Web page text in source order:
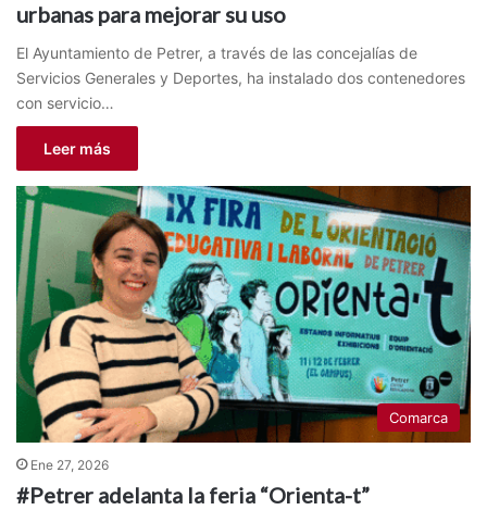
urbanas para mejorar su uso
El Ayuntamiento de Petrer, a través de las concejalías de
Servicios Generales y Deportes, ha instalado dos contenedores
con servicio…
Leer más
Comarca
Ene 27, 2026
#Petrer adelanta la feria “Orienta-t”